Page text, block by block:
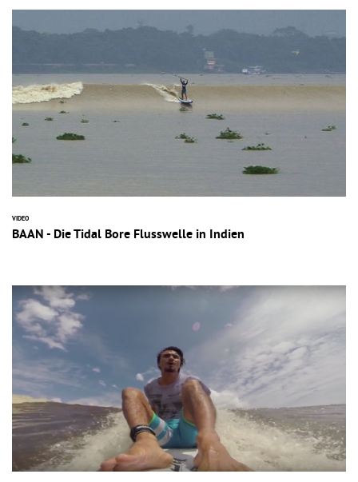
VIDEO
BAAN - Die Tidal Bore Flusswelle in Indien